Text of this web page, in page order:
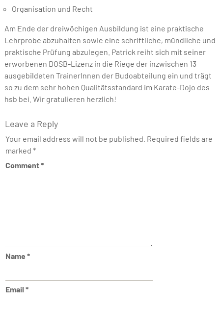
Organisation und Recht
Am Ende der dreiwöchigen Ausbildung ist eine praktische
Lehrprobe abzuhalten sowie eine schriftliche, mündliche und
praktische Prüfung abzulegen. Patrick reiht sich mit seiner
erworbenen DOSB-Lizenz in die Riege der inzwischen 13
ausgebildeten TrainerInnen der Budoabteilung ein und trägt
so zu dem sehr hohen Qualitätsstandard im Karate-Dojo des
hsb bei. Wir gratulieren herzlich!
Leave a Reply
Your email address will not be published. Required fields are
marked *
Comment*
Name *
Email *